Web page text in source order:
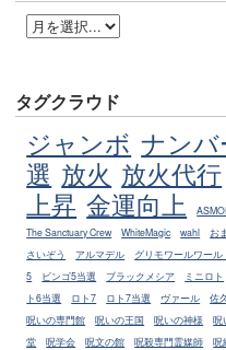
タグクラウド
ジャンボ ナンバ
選 放火 放火代行
上昇 金運向上
The Sanctuary Crew
WhiteMagic wahl お
さいぞう
アルマデル グリモワールワール
5
ビンゴ5当選 ブラックメシア ミニロト
ト6当選
ロト7 ロト7当選 ヴァール 佐
呪いの専門館
呪いの王国 呪いの神様 呪
堂
呪学会 呪文の館 呪殺専門霊媒師 呪